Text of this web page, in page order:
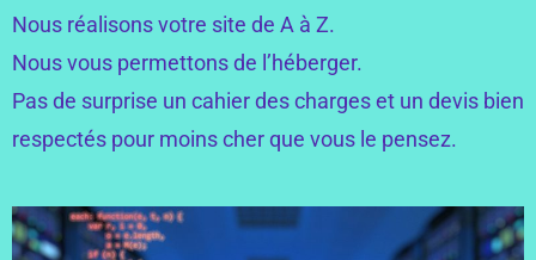
Nous réalisons votre site de A à Z.
Nous vous permettons de l’héberger.
Pas de surprise un cahier des charges et un devis bien
respectés pour moins cher que vous le pensez.